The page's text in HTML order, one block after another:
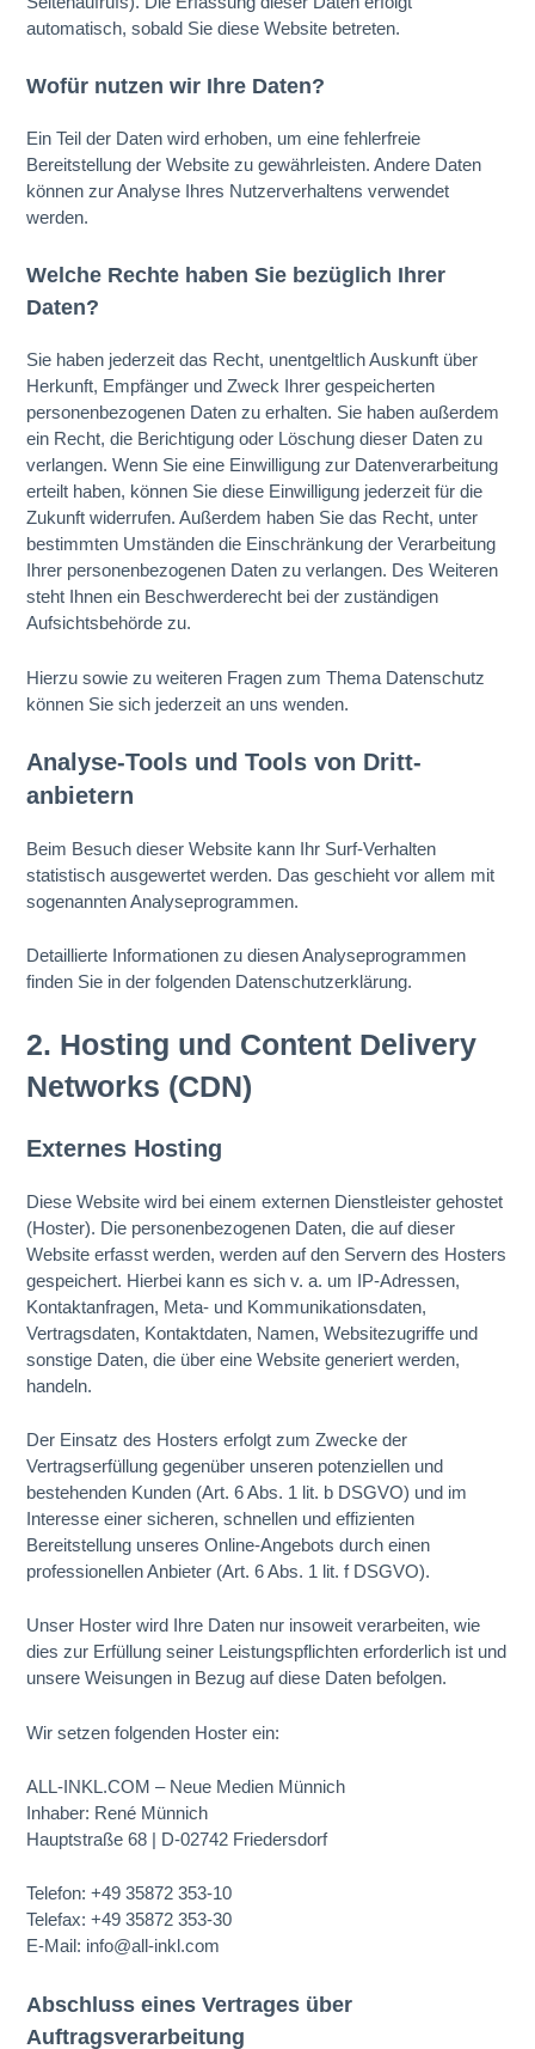
automatisch, sobald Sie diese Website betreten.
Wofür nutzen wir Ihre Daten?
Ein Teil der Daten wird erhoben, um eine fehlerfreie
Bereitstellung der Website zu gewährleisten. Andere Daten
können zur Analyse Ihres Nutzerverhaltens verwendet
werden.
Welche Rechte haben Sie bezüglich Ihrer
Daten?
Sie haben jederzeit das Recht, unentgeltlich Auskunft über
Herkunft, Empfänger und Zweck Ihrer gespeicherten
personenbezogenen Daten zu erhalten. Sie haben außerdem
ein Recht, die Berichtigung oder Löschung dieser Daten zu
verlangen. Wenn Sie eine Einwilligung zur Datenverarbeitung
erteilt haben, können Sie diese Einwilligung jederzeit für die
Zukunft widerrufen. Außerdem haben Sie das Recht, unter
bestimmten Umständen die Einschränkung der Verarbeitung
Ihrer personenbezogenen Daten zu verlangen. Des Weiteren
steht Ihnen ein Beschwerderecht bei der zuständigen
Aufsichtsbehörde zu.
Hierzu sowie zu weiteren Fragen zum Thema Datenschutz
können Sie sich jederzeit an uns wenden.
Analyse-Tools und Tools von Dritt­
anbietern
Beim Besuch dieser Website kann Ihr Surf-Verhalten
statistisch ausgewertet werden. Das geschieht vor allem mit
sogenannten Analyseprogrammen.
Detaillierte Informationen zu diesen Analyseprogrammen
finden Sie in der folgenden Datenschutzerklärung.
2. Hosting und Content Delivery
Networks (CDN)
Externes Hosting
Diese Website wird bei einem externen Dienstleister gehostet
(Hoster). Die personenbezogenen Daten, die auf dieser
Website erfasst werden, werden auf den Servern des Hosters
gespeichert. Hierbei kann es sich v. a. um IP-Adressen,
Kontaktanfragen, Meta- und Kommunikationsdaten,
Vertragsdaten, Kontaktdaten, Namen, Websitezugriffe und
sonstige Daten, die über eine Website generiert werden,
handeln.
Der Einsatz des Hosters erfolgt zum Zwecke der
Vertragserfüllung gegenüber unseren potenziellen und
bestehenden Kunden (Art. 6 Abs. 1 lit. b DSGVO) und im
Interesse einer sicheren, schnellen und effizienten
Bereitstellung unseres Online-Angebots durch einen
professionellen Anbieter (Art. 6 Abs. 1 lit. f DSGVO).
Unser Hoster wird Ihre Daten nur insoweit verarbeiten, wie
dies zur Erfüllung seiner Leistungspflichten erforderlich ist und
unsere Weisungen in Bezug auf diese Daten befolgen.
Wir setzen folgenden Hoster ein:
ALL-INKL.COM – Neue Medien Münnich
Inhaber: René Münnich
Hauptstraße 68 | D-02742 Friedersdorf
Telefon: +49 35872 353-10
Telefax: +49 35872 353-30
E-Mail: info@all-inkl.com
Abschluss eines Vertrages über
Auftragsverarbeitung